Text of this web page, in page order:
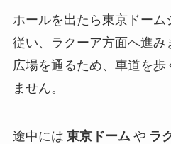
ホールを出たら東京ドーム
従い、ラクーア方面へ進み
広場を通るため、車道を歩
ません。
途中には 東京ドーム や ラ